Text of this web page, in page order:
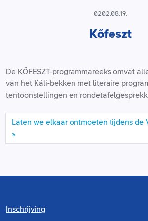
0202.08.19.
Kőfeszt
De KŐFESZT-programmareeks omvat
van het Káli-bekken met literaire
tentoonstellingen en
Laten we elkaar ontmoeten tijdens de
Inschrijving